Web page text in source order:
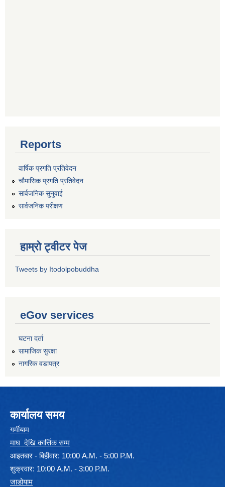
Reports
वार्षिक प्रगति प्रतिवेदन
चौमासिक प्रगति प्रतिवेदन
सार्वजनिक सुनुवाई
सार्वजनिक परीक्षण
हाम्रो ट्वीटर पेज
Tweets by Itodolpobuddha
eGov services
घटना दर्ता
सामाजिक सुरक्षा
नागरिक वडापत्र
कार्यालय समय
गर्मीयाम
माघ देखि कार्त्तिक सम्म
आइतबार - बिहीवार: 10:00 A.M. - 5:00 P.M.
शुक्रवार: 10:00 A.M. - 3:00 P.M.
जाडोयाम